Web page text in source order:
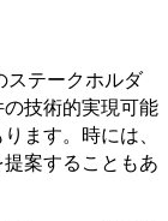
ステークホルダ
技術的実現可能
ます。時には、
案することもあ